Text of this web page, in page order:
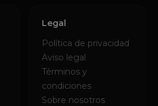
Legal
Política de privacidad
Aviso legal
Términos y
condiciones
Sobre nosotros